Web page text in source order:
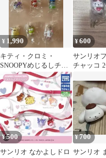
¥ 1,990
キティ・クロミ・
SNOOPYめじるしチャ
ーム3点・その他キーリ
ング６点セット。
¥600
サンリオ
チャッコ
¥500
サンリオ なかよしドロ
¥700
サンリオ